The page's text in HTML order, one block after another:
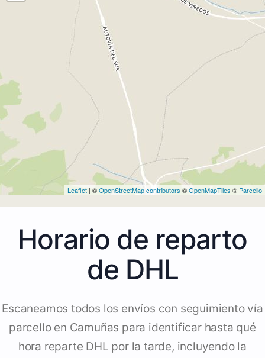
Leaflet | ©OpenStreetMap contributors ©OpenMapTiles © Parcello
Horario de reparto
de DHL
Escaneamos todos los envíos con seguimiento vía
parcello en Camuñas para identificar hasta qué
hora reparte DHL por la tarde, incluyendo la